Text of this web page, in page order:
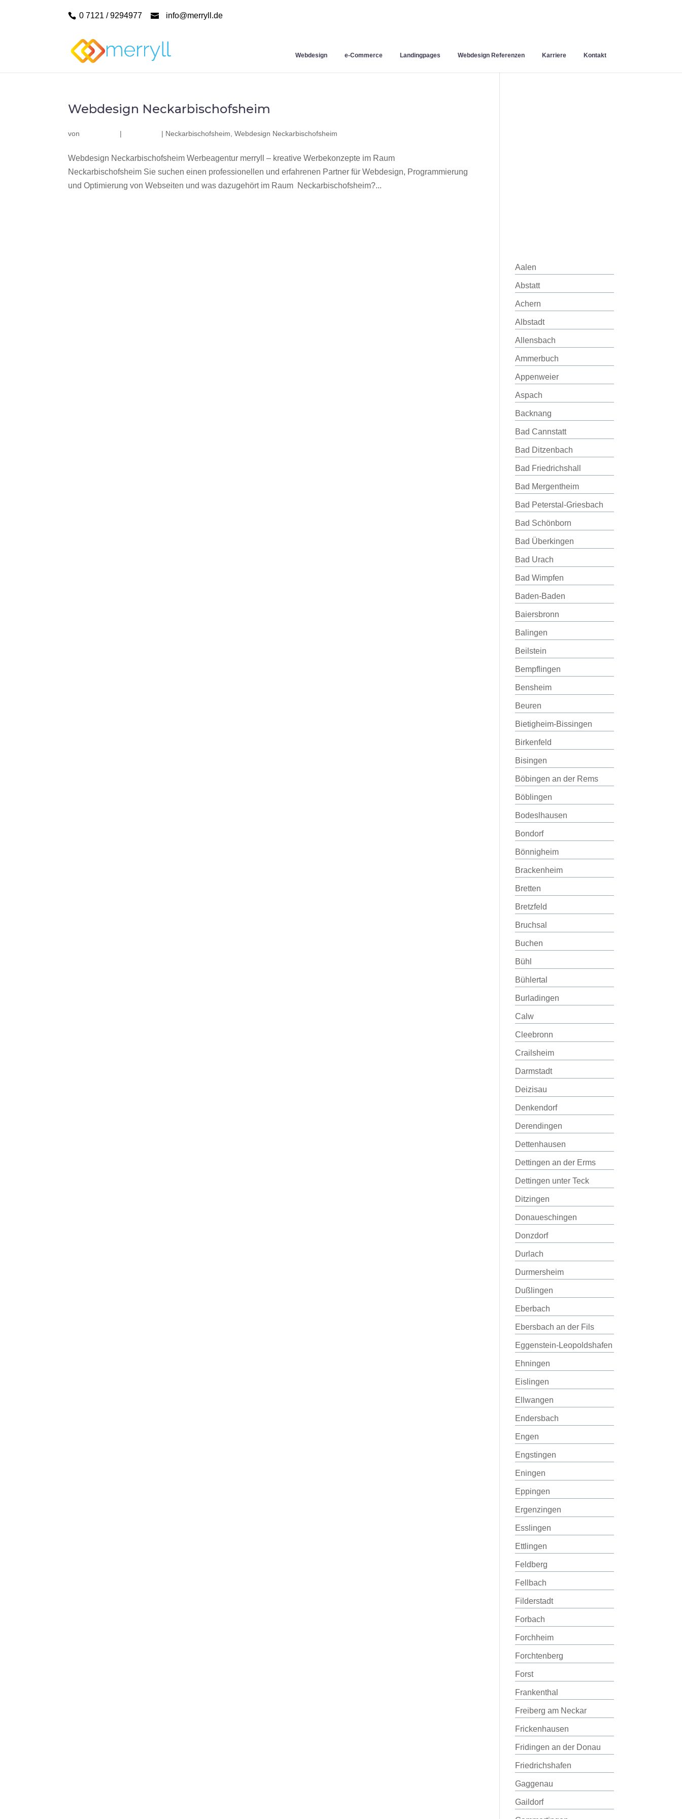
0 7121 / 9294977 info@merryll.de
Webdesign e-Commerce Landingpages Webdesign Referenzen Karriere Kontakt
Webdesign Neckarbischofsheim
von | | Neckarbischofsheim ,Webdesign Neckarbischofsheim
Webdesign Neckarbischofsheim Werbeagentur merryll – kreative Werbekonzepte im Raum
Neckarbischofsheim Sie suchen einen professionellen und erfahrenen Partner für Webdesign, Programmierung
und Optimierung von Webseiten und was dazugehört im Raum Neckarbischofsheim?...
Aalen
Abstatt
Achern
Albstadt
Allensbach
Ammerbuch
Appenweier
Aspach
Backnang
Bad Cannstatt
Bad Ditzenbach
Bad Friedrichshall
Bad Mergentheim
Bad Peterstal-Griesbach
Bad Schönborn
Bad Überkingen
Bad Urach
Bad Wimpfen
Baden-Baden
Baiersbronn
Balingen
Beilstein
Bempflingen
Bensheim
Beuren
Bietigheim-Bissingen
Birkenfeld
Bisingen
Böbingen an der Rems
Böblingen
Bodeslhausen
Bondorf
Bönnigheim
Brackenheim
Bretten
Bretzfeld
Bruchsal
Buchen
Bühl
Bühlertal
Burladingen
Calw
Cleebronn
Crailsheim
Darmstadt
Deizisau
Denkendorf
Derendingen
Dettenhausen
Dettingen an der Erms
Dettingen unter Teck
Ditzingen
Donaueschingen
Donzdorf
Durlach
Durmersheim
Dußlingen
Eberbach
Ebersbach an der Fils
Eggenstein-Leopoldshafen
Ehningen
Eislingen
Ellwangen
Endersbach
Engen
Engstingen
Eningen
Eppingen
Ergenzingen
Esslingen
Ettlingen
Feldberg
Fellbach
Filderstadt
Forbach
Forchheim
Forchtenberg
Forst
Frankenthal
Freiberg am Neckar
Frickenhausen
Fridingen an der Donau
Friedrichshafen
Gaggenau
Gaildorf